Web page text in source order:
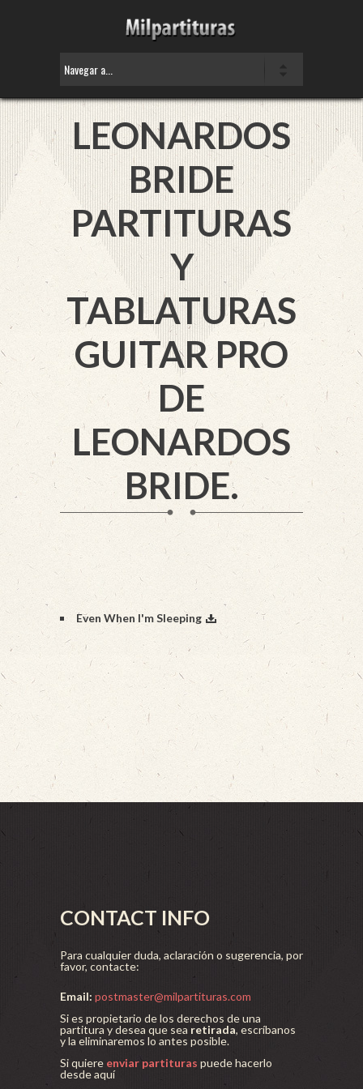
LEONARDOS
BRIDE
PARTITURAS
Y
TABLATURAS
GUITAR PRO
DE
LEONARDOS
BRIDE.
Even When I'm Sleeping
CONTACT INFO
Para cualquier duda, aclaración o sugerencia, por
favor, contacte:
Email: postmaster@milpartituras.com
Si es propietario de los derechos de una
partitura y desea que sea retirada, escríbanos
y la eliminaremos lo antes posible.
Si quiere enviar partituras puede hacerlo
desde aquí